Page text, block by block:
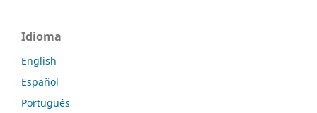
Idioma
English
Español
Português